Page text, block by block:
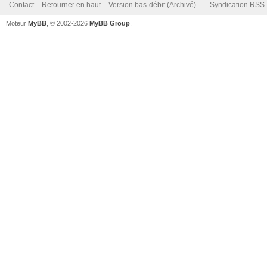
Contact Retourner en haut Version bas-débit (Archivé) Syndication RSS
Moteur MyBB , © 2002-2026 MyBB Group